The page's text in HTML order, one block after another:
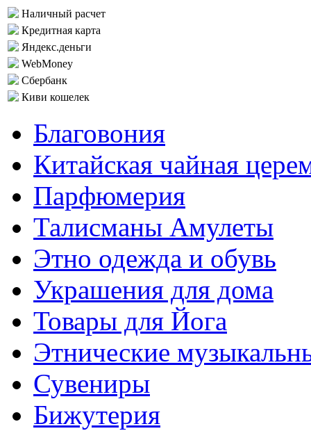
Наличный расчет
Кредитная карта
Яндекс.деньги
WebMoney
Сбербанк
Киви кошелек
Благовония
Китайская чайная
Парфюмерия
Талисманы Амулеты
Этно одежда и обувь
Украшения для дома
Товары для Йога
Этнические
Сувениры
Бижутерия